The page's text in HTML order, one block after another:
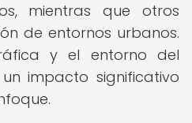
mientras que otros
de entornos urbanos.
y el entorno del
impacto significativo